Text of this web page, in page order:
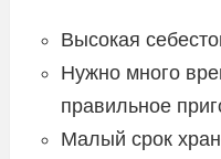
Высокая
Нужно много
правильное
Малый срок